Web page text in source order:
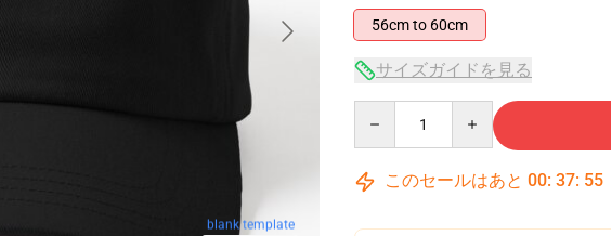
blank template
56cm to 60cm
サイズガイドを見る
このセールはあと 00: 37: 54